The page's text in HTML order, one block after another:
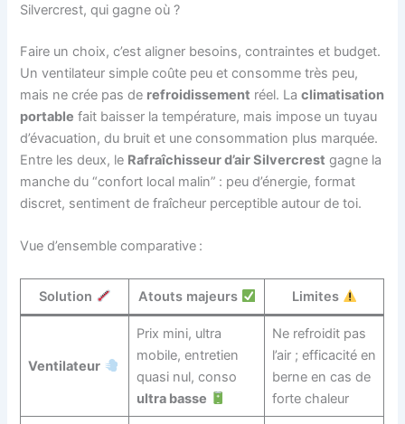
Silvercrest, qui gagne où ?
Faire un choix, c’est aligner besoins, contraintes et budget.
Un ventilateur simple coûte peu et consomme très peu,
mais ne crée pas de refroidissement réel. Laclimatisation
portable fait baisser la température, mais impose un tuyau
d’évacuation, du bruit et une consommation plus marquée.
Entre les deux, le Rafraîchisseur d’air Silvercrest gagne la
manche du “confort local malin” : peu d’énergie, format
discret, sentiment de fraîcheur perceptible autour de toi.
Vue d’ensemble comparative :
Solution Atouts majeurs Limites
Ventilateur
Prix mini, ultra
mobile, entretien
quasi nul, conso
ultra basse
Ne refroidit pas
l’air ; efficacité en
berne en cas de
forte chaleur